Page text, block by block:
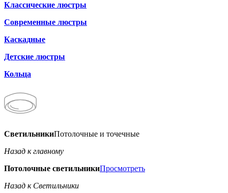
Классические люстры
Современные люстры
Каскадные
Детские люстры
Кольца
СветильникиПотолочные и точечные
Назад к главному
Потолочные светильникиПросмотреть
Назад к Светильники